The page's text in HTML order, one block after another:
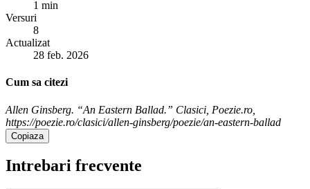
1 min
Versuri
8
Actualizat
28 feb. 2026
Cum sa citezi
Allen Ginsberg. “An Eastern Ballad.” Clasici, Poezie.ro,
https://poezie.ro/clasici/allen-ginsberg/poezie/an-eastern-ballad
Copiaza
Intrebari frecvente